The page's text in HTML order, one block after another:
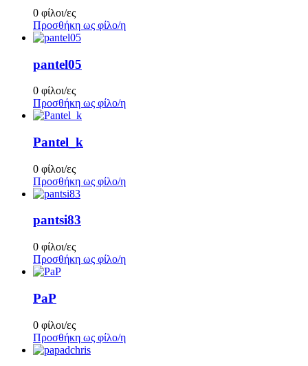
0 φίλοι/ες
Προσθήκη ως φίλο/η
pantel05
0 φίλοι/ες
Προσθήκη ως φίλο/η
Pantel_k
0 φίλοι/ες
Προσθήκη ως φίλο/η
pantsi83
0 φίλοι/ες
Προσθήκη ως φίλο/η
PaP
0 φίλοι/ες
Προσθήκη ως φίλο/η